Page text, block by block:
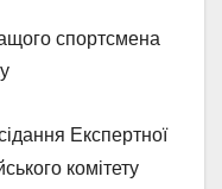
спортсмена
Експертної
комітету